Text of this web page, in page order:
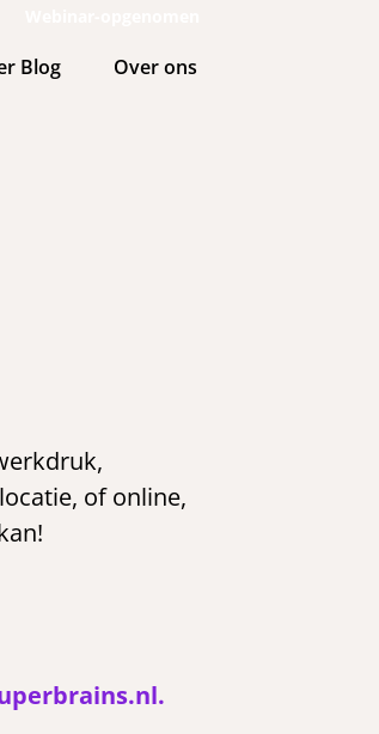
Blog Over ons
of online,